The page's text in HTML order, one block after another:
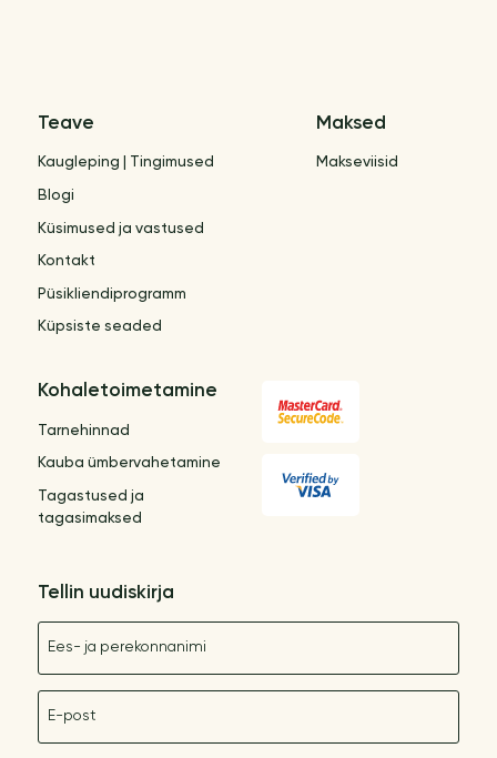
Teave
Kaugleping | Tingimused
Blogi
Küsimused ja vastused
Kontakt
Püsikliendiprogramm
Küpsiste seaded
Maksed
Makseviisid
Kohaletoimetamine
Tarnehinnad
Kauba ümbervahetamine
Tagastused ja
tagasimaksed
Tellin uudiskirja